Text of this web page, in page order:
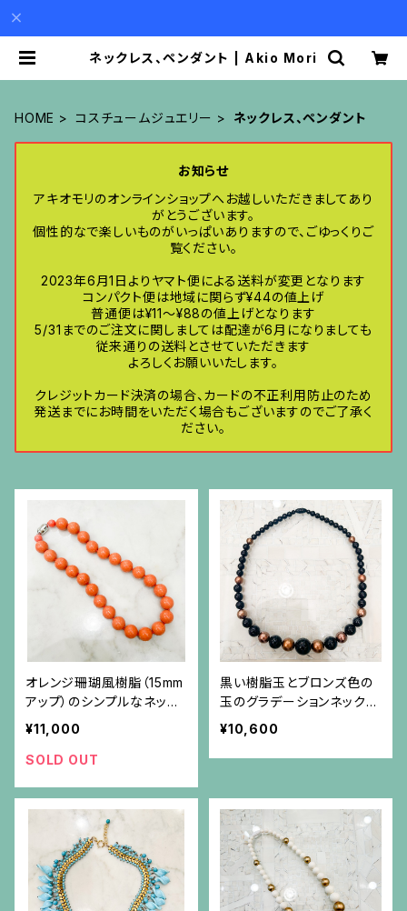
ネックレス、ペンダント | Akio Mori
HOME コスチュームジュエリー ネックレス、ペンダント
お知らせ
アキオモリのオンラインショップへお越しいただきましてあり
がとうございます。
個性的なで楽しいものがいっぱいありますので、ごゆっくりご
覧ください。
2023年6月1日よりヤマト便による送料が変更となります
コンパクト便は地域に関らず¥44の値上げ
普通便は¥11〜¥88の値上げとなります
5/31までのご注文に関しましては配達が6月になりましても
従来通りの送料とさせていただきます
よろしくお願いいたします。
クレジットカード決済の場合、カードの不正利用防止のため
発送までにお時間をいただく場合もございますのでご了承く
ださい。
オレンジ珊瑚風樹脂（15mm
アップ）のシンプルなネック
レス
¥11,000
SOLD OUT
黒い樹脂玉とブロンズ色の
玉のグラデーションネックレ
ス
¥10,600